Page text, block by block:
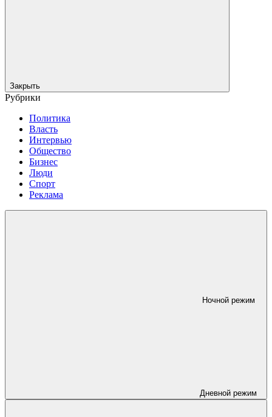
Закрыть
Рубрики
Политика
Власть
Интервью
Общество
Бизнес
Люди
Спорт
Реклама
Ночной режим
Дневной режим